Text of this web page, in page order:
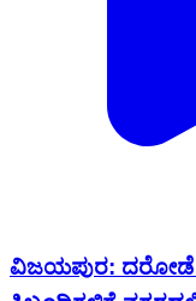
ವಿಜಯಪುರ: ದರೋಡೆ